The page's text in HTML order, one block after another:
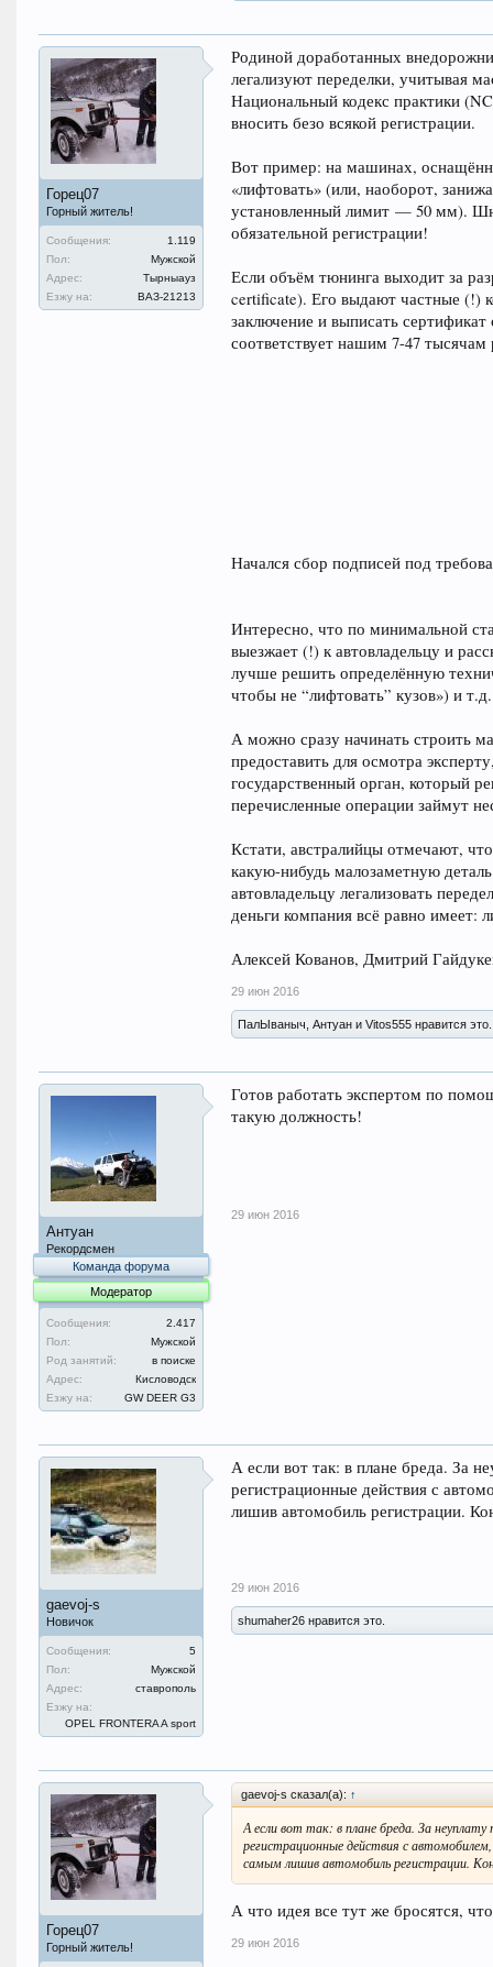
Горец07
Горный житель!
Сообщения:
1.119
Пол:
Мужской
Адрес:
Тырныауз
Езжу на:
ВАЗ-21213
Родиной доработанных
легализуют переделки, учитывая
Национальный кодекс практики
вносить безо всякой регистрации.
Вот пример: на машинах,
«лифтовать» (или, наоборот,
установленный лимит — 50 мм).
обязательной регистрации!
Если объём тюнинга выходит за
certificate). Его выдают частные (!)
заключение и выписать
соответствует нашим 7-47 тысячам
Начался сбор подписей под
Интересно, что по минимальной
выезжает (!) к автовладельцу и
лучше решить определённую
чтобы не “лифтовать” кузов») и т.д.
А можно сразу начинать строить
предоставить для осмотра
государственный орган, который
перечисленные операции займут
Кстати, австралийцы отмечают,
какую-нибудь малозаметную
автовладельцу легализовать
деньги компания всё равно имеет:
Алексей Кованов, Дмитрий
29 июн 2016
ПалЫваныч, Антуан и Vitos555 нравится это.
Антуан
Рекордсмен
Команда форума
Модератор
Сообщения:
2.417
Пол:
Мужской
Род занятий:
в поиске
Адрес:
Кисловодск
Езжу на:
GW DEER G3
Готов работать экспертом по
такую должность!
29 июн 2016
gaevoj-s
Новичок
Сообщения:
5
Пол:
Мужской
Адрес:
ставрополь
Езжу на:
OPEL FRONTERA A sport
А если вот так: в плане бреда. За
регистрационные действия с
лишив автомобиль регистрации.
29 июн 2016
shumaher26 нравится это.
Горец07
Горный житель!
gaevoj-s сказал(а): ↑
А если вот так: в плане бреда. За
регистрационные действия с
самым лишив автомобиль регистрации.
А что идея все тут же бросятся,
29 июн 2016